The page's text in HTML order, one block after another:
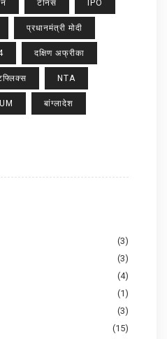
टेनिस IPO
प्रधानमंत्री मोदी
दक्षिण अफ्रीका
NTA
बांग्लादेश
(3)
(3)
(4)
(1)
(3)
(15)